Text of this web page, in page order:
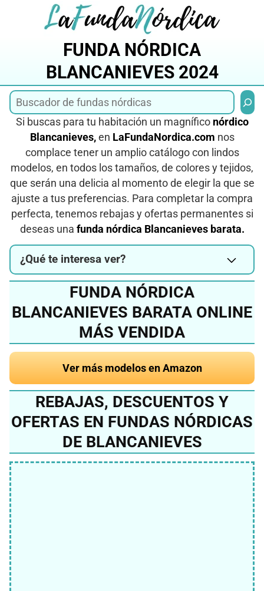
FUNDA NÓRDICA
BLANCANIEVES 2024
Si buscas para tu habitación un magnífico nórdico
Blancanieves, en LaFundaNordica.com nos
complace tener un amplio catálogo con lindos
modelos, en todos los tamaños, de colores y tejidos,
que serán una delicia al momento de elegir la que se
ajuste a tus preferencias. Para completar la compra
perfecta, tenemos rebajas y ofertas permanentes si
deseas una funda nórdica Blancanieves barata.
¿Qué te interesa ver?
FUNDA NÓRDICA
BLANCANIEVES BARATA ONLINE
MÁS VENDIDA
Ver más modelos en Amazon
REBAJAS, DESCUENTOS Y
OFERTAS EN FUNDAS NÓRDICAS
DE BLANCANIEVES